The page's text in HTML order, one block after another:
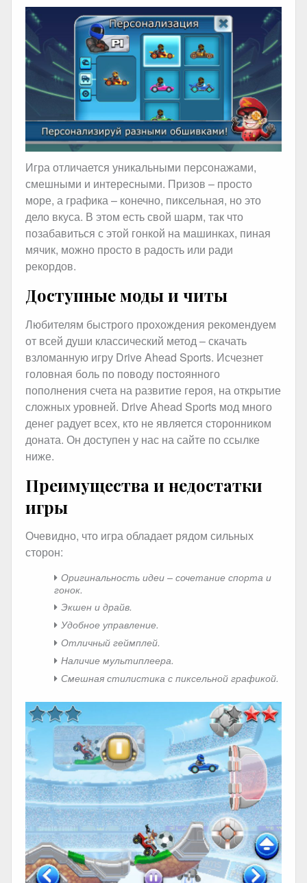
Игра отличается уникальными персонажами,
смешными и интересными. Призов – просто
море, а графика – конечно, пиксельная, но это
дело вкуса. В этом есть свой шарм, так что
позабавиться с этой гонкой на машинках, пиная
мячик, можно просто в радость или ради
рекордов.
Доступные моды и читы
Любителям быстрого прохождения рекомендуем
от всей души классический метод – скачать
взломанную игру Drive Ahead Sports. Исчезнет
головная боль по поводу постоянного
пополнения счета на развитие героя, на открытие
сложных уровней. Drive Ahead Sports мод много
денег радует всех, кто не является сторонником
доната. Он доступен у нас на сайте по ссылке
ниже.
Преимущества и недостатки
игры
Очевидно, что игра обладает рядом сильных
сторон:
Оригинальность идеи – сочетание спорта и
гонок.
Экшен и драйв.
Удобное управление.
Отличный геймплей.
Наличие мультиплеера.
Смешная стилистика с пиксельной графикой.